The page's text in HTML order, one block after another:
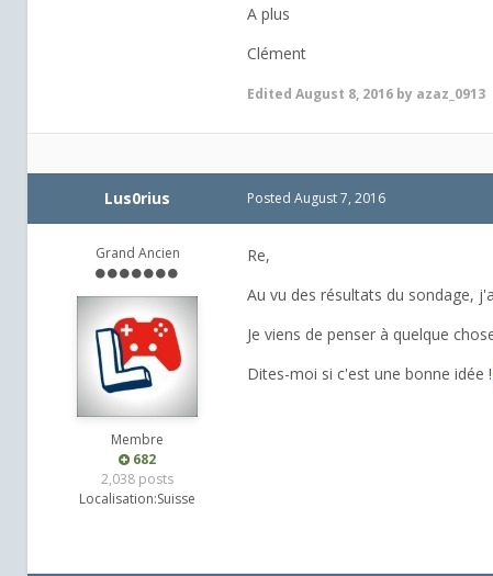
A plus
Clément
Edited August 8, 2016 by azaz_0913
Lus0rius
Grand Ancien
Membre
682
2,038 posts
Localisation:Suisse
Posted August 7, 2016
Re,
Au vu des résultats du sondage,
Je viens de penser à quelque
Dites-moi si c'est une bonne idée !